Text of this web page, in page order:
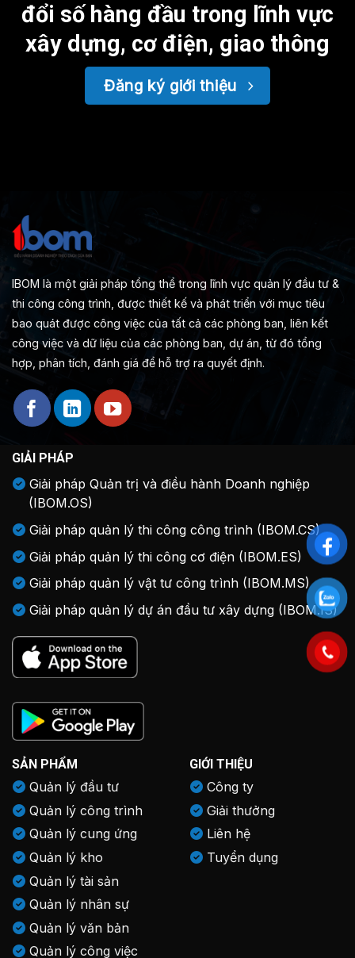
đổi số hàng đầu trong lĩnh vực
xây dựng, cơ điện, giao thông
Đăng ký giới thiệu
IBOM là một giải pháp tổng thể trong lĩnh vực quản lý đầu tư &
thi công công trình, được thiết kế và phát triển với mục tiêu
bao quát được công việc của tất cả các phòng ban, liên kết
công việc và dữ liệu của các phòng ban, dự án, từ đó tổng
hợp, phân tích, đánh giá để hỗ trợ ra quyết định.
GIẢI PHÁP
Giải pháp Quản trị và điều hành Doanh nghiệp
(IBOM.OS)
Giải pháp quản lý thi công công trình (IBOM.CS)
Giải pháp quản lý thi công cơ điện (IBOM.ES)
Giải pháp quản lý vật tư công trình (IBOM.MS)
Giải pháp quản lý dự án đầu tư xây dựng (IBOM.IS)
SẢN PHẨM
Quản lý đầu tư
Quản lý công trình
Quản lý cung ứng
Quản lý kho
Quản lý tài sản
Quản lý nhân sự
Quản lý văn bản
Quản lý công việc
GIỚI THIỆU
Công ty
Giải thưởng
Liên hệ
Tuyển dụng